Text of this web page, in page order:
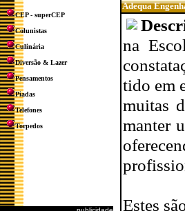
CEP - superCEP
Colunistas
Culinária
Diversão & Lazer
Pensamentos
Piadas
Telefones
Torpedos
Adequa
na
tido em
muitas
manter
Estes